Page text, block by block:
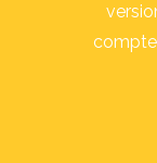
compte